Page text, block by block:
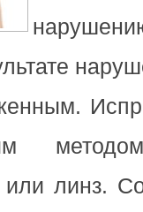
или линз.